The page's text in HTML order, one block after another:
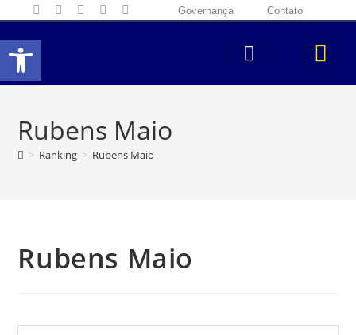
Abrir a barra de ferramentas
Governança Contato
Rubens Maio
> Ranking > Rubens Maio
Rubens Maio